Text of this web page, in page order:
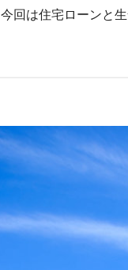
今回は住宅ローンと